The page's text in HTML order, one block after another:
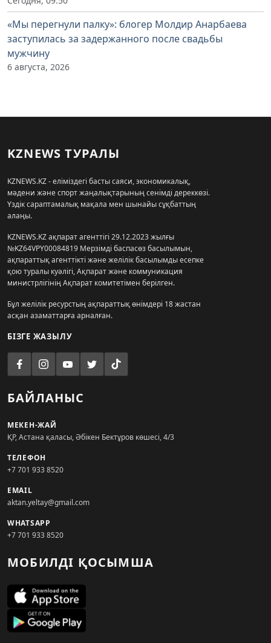
«Мы перегнули палку»: блогер Молдир Анарбаева
заступилась за задержанного после свадьбы
мужчину
6 августа, 2026
KZNEWS ТУРАЛЫ
KZNEWS.KZ - еліміздегі басты саяси, экономикалық,
мәдени және спорт жаңалықтарының сенімді дереккөзі.
Үздік сараптамалық мақала мен шынайы сұқбаттың
алаңы.
KZNEWS.KZ ақпарат агенттігі 29.12.2023 жылғы
№KZ64VPY00084819 Мерзімді баспасөз басылымын,
ақпараттық агенттікті және желілік басылымды есепке
қою туралы куәлігі, Ақпарат және коммуникация
министрлігінің Ақпарат комитетімен берілген.
Бұл желілік ресурстың ақпараттық өнімдері 18 жастан
асқан азаматтарға арналған.
БІЗГЕ ЖАЗЫЛУ
БАЙЛАНЫС
МЕКЕН-ЖАЙ
ҚР, Астана қаласы, Әбікен Бектұров көшесі, 4/3
ТЕЛЕФОН
+7 701 933 8520
EMAIL
aktan.yeltay@gmail.com
WHATSAPP
+7 701 933 8520
МОБИЛДІ ҚОСЫМША